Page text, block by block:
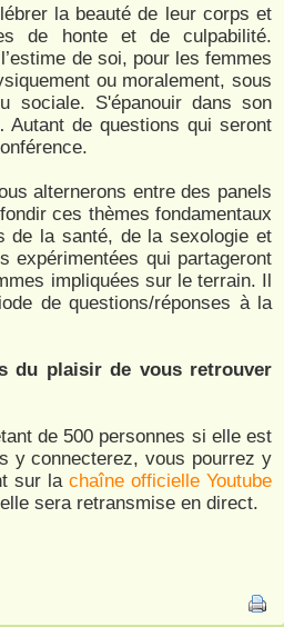
la beauté de leur corps et
de honte et de culpabilité.
de soi, pour les femmes
ou moralement, sous
sociale. S'épanouir dans son
de questions qui seront
alternerons entre des panels
ces thèmes fondamentaux
de la santé, de la sexologie et
expérimentées qui partageront
impliquées sur le terrain. Il
de questions/réponses à la
du plaisir de vous retrouver
de 500 personnes si elle est
y connecterez, vous pourrez y
sur la chaîne officielle Youtube
sera retransmise en direct.